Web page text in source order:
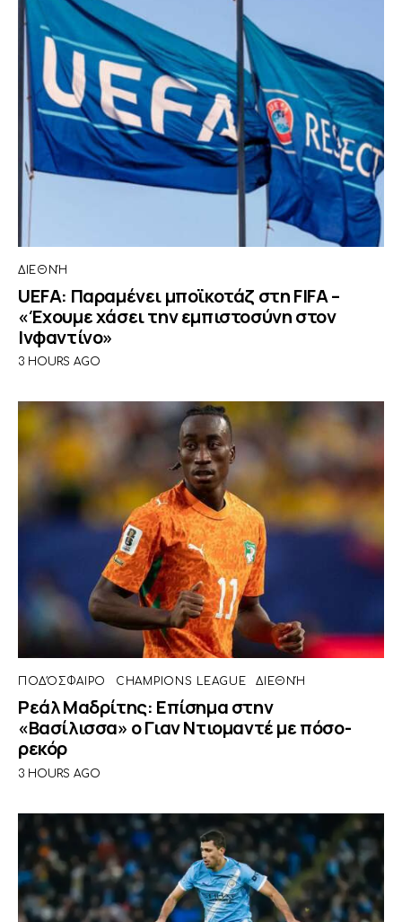
ΔΙΕΘΝΉ
UEFA: Παραμένει μποϊκοτάζ στη FIFA –
«Έχουμε χάσει την εμπιστοσύνη στον
Ινφαντίνο»
3 HOURS AGO
ΠΟΔΌΣΦΑΙΡΟ CHAMPIONS LEAGUE ΔΙΕΘΝΉ
Ρεάλ Μαδρίτης: Επίσημα στην
«Βασίλισσα» ο Γιαν Ντιομαντέ με πόσο-
ρεκόρ
3 HOURS AGO